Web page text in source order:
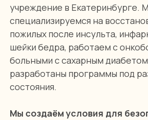
учреждение в Екатеринбурге.
специализируемся на
пожилых после инсульта,
шейки бедра, работаем с
больными с сахарным
разработаны программы под
состояния.
Мы создаём условия для